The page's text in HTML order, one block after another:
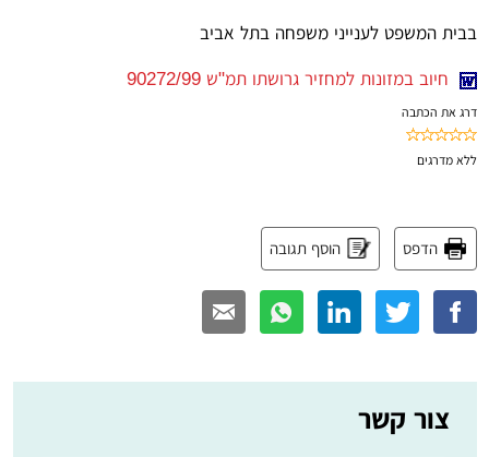
צור קשר
בבית המשפט לענייני משפחה בתל אביב
חיוב במזונות למחזיר גרושתו תמ"ש 90272/99
דרג את הכתבה
ללא מדרגים
הדפס הוסף תגובה